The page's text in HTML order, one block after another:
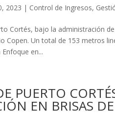
2023 | Control de Ingresos,
Cortés, bajo la administración
Copen. Un total de 153 metros
en...
PUERTO
EN BRISAS